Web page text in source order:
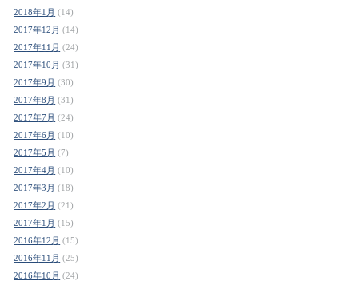
2018年1月 (14)
2017年12月 (14)
2017年11月 (24)
2017年10月 (31)
2017年9月 (30)
2017年8月 (31)
2017年7月 (24)
2017年6月 (10)
2017年5月 (7)
2017年4月 (10)
2017年3月 (18)
2017年2月 (21)
2017年1月 (15)
2016年12月 (15)
2016年11月 (25)
2016年10月 (24)